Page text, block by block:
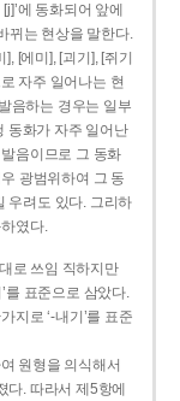
에 동화되어 앞에
뀌는 현상을 말한다.
[에미], [괴기], [쥐기
자주 일어나는 현
음하는 경우는 일부
동화가 자주 일어난
음이므로 그 동화
광범위하여 그 동
우려도 있다. 그리하
였다.
로 쓰임 직하지만
를 표준으로 삼았다.
지로 ‘-내기’를 표준
원형을 의식해서
다. 따라서 제5항에